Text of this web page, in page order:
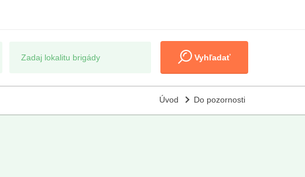
Vyhľadať
Úvod Do pozornosti